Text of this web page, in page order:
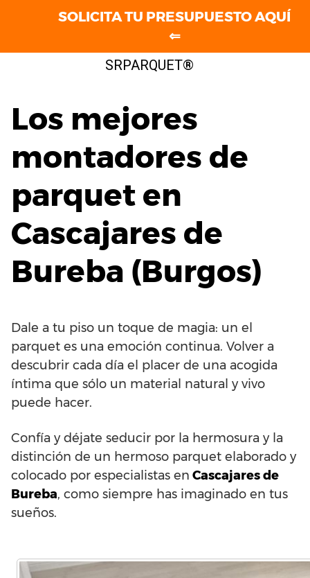
SRPARQUET®
Los mejores
montadores de
parquet en
Cascajares de
Bureba (Burgos)
Dale a tu piso un toque de magia: un el
parquet es una emoción continua. Volver a
descubrir cada día el placer de una acogida
íntima que sólo un material natural y vivo
puede hacer.
Confía y déjate seducir por la hermosura y la
distinción de un hermoso parquet elaborado y
colocado por especialistas en Cascajares de
Bureba, como siempre has imaginado en tus
sueños.
SOLICITA TU PRESUPUESTO AQUÍ
⇐